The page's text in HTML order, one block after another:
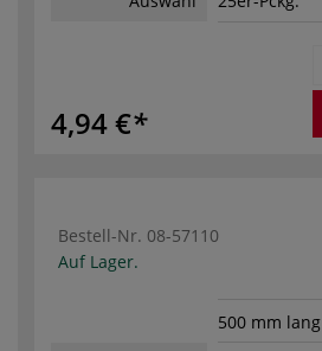
4,94 €
Bestell-Nr. 08-57110
Auf Lager.
500 mm lang